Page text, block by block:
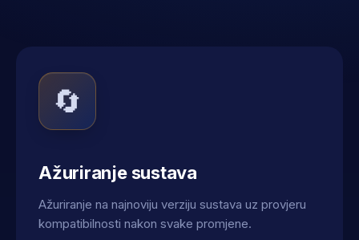
🔄
Ažuriranje sustava
Ažuriranje na najnoviju verziju sustava uz provjeru
kompatibilnosti nakon svake promjene.